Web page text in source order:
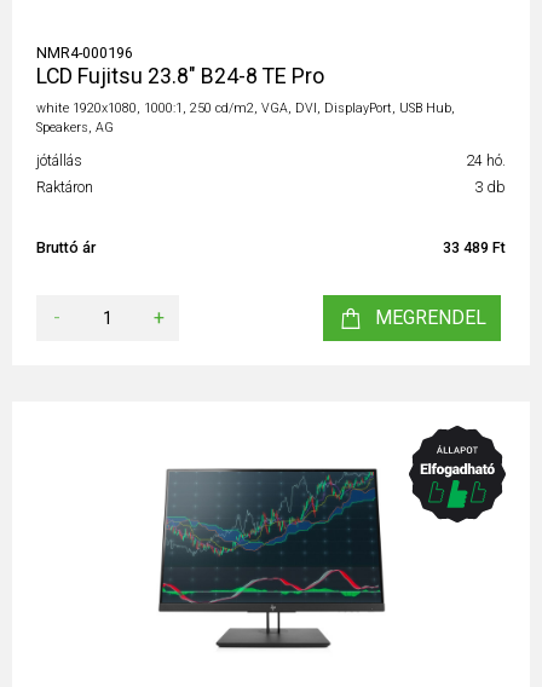
NMR4-000196
LCD Fujitsu 23.8" B24-8 TE Pro
white 1920x1080, 1000:1, 250 cd/m2, VGA, DVI, DisplayPort, USB Hub,
Speakers, AG
jótállás
24 hó.
Raktáron
3 db
Bruttó ár 33 489 Ft
- + MEGRENDEL